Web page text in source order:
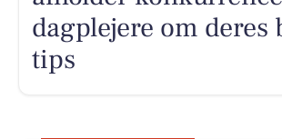
dagplejere om deres
tips